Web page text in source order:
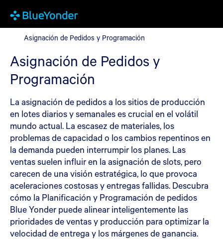
Asignación de Pedidos y Programación
Asignación de Pedidos y Programación
Asignación de Pedidos y
Programación
La asignación de pedidos a los sitios de producción
en lotes diarios y semanales es crucial en el volátil
mundo actual. La escasez de materiales, los
problemas de capacidad o los cambios repentinos en
la demanda pueden interrumpir los planes. Las
ventas suelen influir en la asignación de slots, pero
carecen de una visión estratégica, lo que provoca
aceleraciones costosas y entregas fallidas. Descubra
cómo la Planificación y Programación de pedidos
Blue Yonder puede alinear inteligentemente las
prioridades de ventas y producción para optimizar la
velocidad de entrega y los márgenes de ganancia.